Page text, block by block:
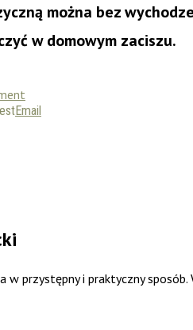
można bez
w domowym zaciszu.
Email
w przystępny i praktyczny